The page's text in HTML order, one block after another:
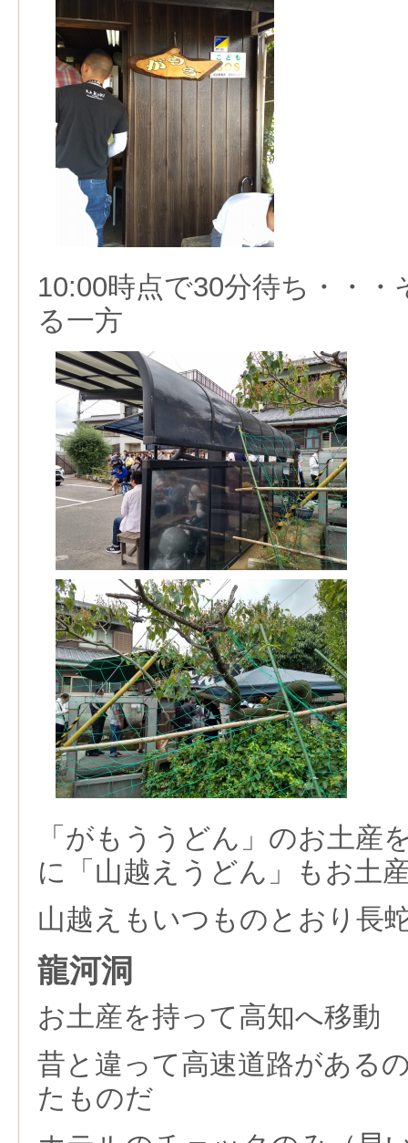
10:00時点で30分待ち・・
る一方
「がもううどん」のお土産
に「山越えうどん」もお土
山越えもいつものとおり長
龍河洞
お土産を持って高知へ移動
昔と違って高速道路がある
たものだ